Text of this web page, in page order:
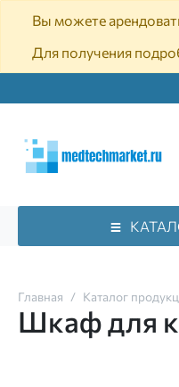
Вы можете
Для получения
Главная Каталог
Шкаф для